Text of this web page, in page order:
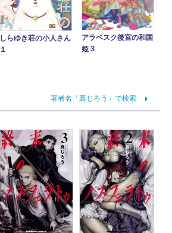
しらゆき荘の小人さん
１
アラベスク後宮の和国
姫３
著者名「真じろう」で検索